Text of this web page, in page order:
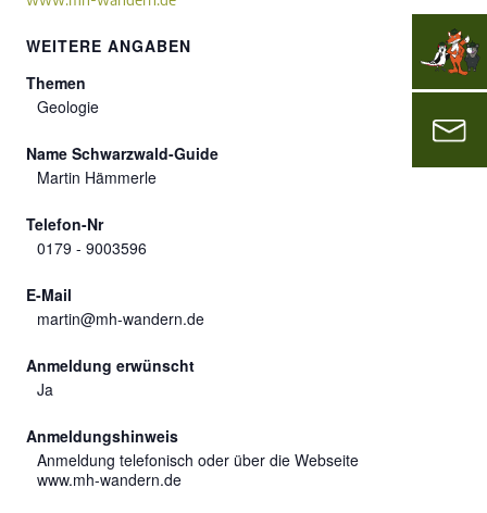
WEITERE ANGABEN
Themen
Geologie
Name Schwarzwald-Guide
Martin Hämmerle
Telefon-Nr
0179 - 9003596
E-Mail
martin@mh-wandern.de
Anmeldung erwünscht
Ja
Anmeldungshinweis
Anmeldung telefonisch oder über die Webseite
www.mh-wandern.de